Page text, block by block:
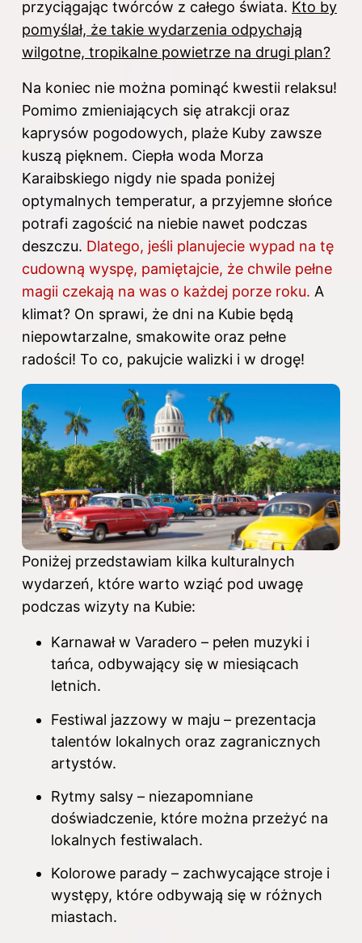
przyciągając twórców z całego świata. Kto by
pomyślał, że takie wydarzenia odpychają
wilgotne, tropikalne powietrze na drugi plan?
Na koniec nie można pominąć kwestii relaksu!
Pomimo zmieniających się atrakcji oraz
kaprysów pogodowych, plaże Kuby zawsze
kuszą pięknem. Ciepła woda Morza
Karaibskiego nigdy nie spada poniżej
optymalnych temperatur, a przyjemne słońce
potrafi zagościć na niebie nawet podczas
deszczu. Dlatego, jeśli planujecie wypad na tę
cudowną wyspę, pamiętajcie, że chwile pełne
magii czekają na was o każdej porze roku. A
klimat? On sprawi, że dni na Kubie będą
niepowtarzalne, smakowite oraz pełne
radości! To co, pakujcie walizki i w drogę!
Poniżej przedstawiam kilka kulturalnych
wydarzeń, które warto wziąć pod uwagę
podczas wizyty na Kubie:
Karnawał w Varadero – pełen muzyki i
tańca, odbywający się w miesiącach
letnich.
Festiwal jazzowy w maju – prezentacja
talentów lokalnych oraz zagranicznych
artystów.
Rytmy salsy – niezapomniane
doświadczenie, które można przeżyć na
lokalnych festiwalach.
Kolorowe parady – zachwycające stroje i
występy, które odbywają się w różnych
miastach.